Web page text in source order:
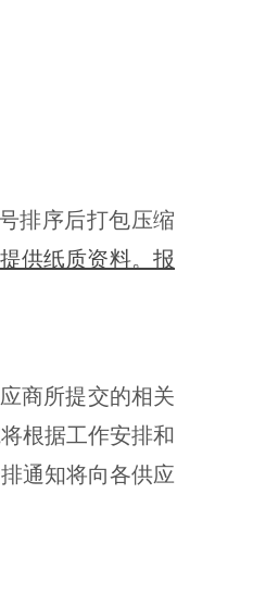
排序后打包压缩
供纸质资料。报
商所提交的相关
根据工作安排和
通知将向各供应